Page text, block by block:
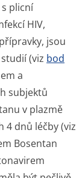
plicní
HIV,
jsou
(viz bod
a
subjektů
v plazmě
4 dnů léčby (viz
Bosentan